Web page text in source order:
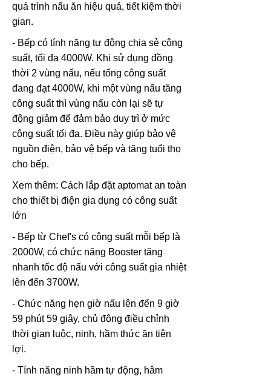
quá trình nấu ăn hiệu quả, tiết kiệm thời
gian.
- Bếp có tính năng tự động chia sẻ công
suất, tối đa 4000W. Khi sử dụng đồng
thời 2 vùng nấu, nếu tổng công suất
đang đạt 4000W, khi một vùng nấu tăng
công suất thì vùng nấu còn lại sẽ tự
động giảm để đảm bảo duy trì ở mức
công suất tối đa. Điều này giúp bảo vệ
nguồn điện, bảo vệ bếp và tăng tuổi thọ
cho bếp.
Xem thêm: Cách lắp đặt aptomat an toàn
cho thiết bị điện gia dụng có công suất
lớn
- Bếp từ Chef's có công suất mỗi bếp là
2000W, có chức năng Booster tăng
nhanh tốc độ nấu với công suất gia nhiệt
lên đến 3700W.
- Chức năng hẹn giờ nấu lên đến 9 giờ
59 phút 59 giây, chủ động điều chỉnh
thời gian luộc, ninh, hầm thức ăn tiện
lợi.
- Tính năng ninh hầm tự động, hâm